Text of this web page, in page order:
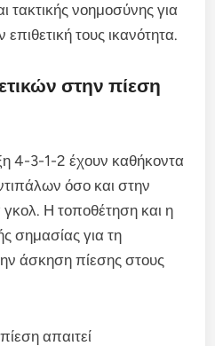
τακτικής νοημοσύνης για
τους ικανότητα.
στην πίεση
4-3-1-2 έχουν καθήκοντα
όσο και στην
γκολ. Η τοποθέτηση και η
σημασίας για τη
άσκηση πίεσης στους
απαιτεί